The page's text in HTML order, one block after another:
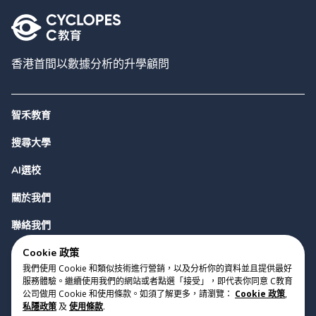
香港首間以數據分析的升學顧問
智禾教育
搜尋大學
AI選校
關於我們
聯絡我們
Cookie 政策
我們使用 Cookie 和類似技術進行營銷，以及分析你的資料並且提供最好
服務體驗。繼續使用我們的網站或者點選「接受」，即代表你同意 C教育
公司做用 Cookie 和使用條款。如須了解更多，請瀏覽： Cookie 政策,
私隱政策及 使用條款.